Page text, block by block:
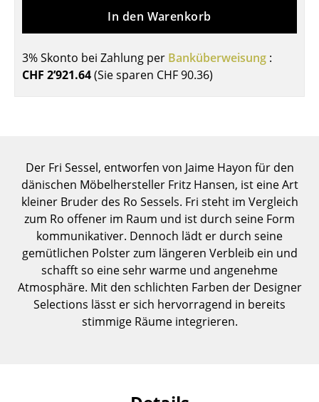
Sekretäre & PC-Tische
Kindertische
Gartentische
Servierwagen
Einzelteile
... alle Tische
Aufbewahren
In den Warenkorb
3% Skonto bei Zahlung per Banküberweisung :
CHF 2’921.64(Sie sparen CHF 90.36)
Der Fri Sessel, entworfen von Jaime Hayon für den
dänischen Möbelhersteller Fritz Hansen, ist eine Art
kleiner Bruder des Ro Sessels. Fri steht im Vergleich
zum Ro offener im Raum und ist durch seine Form
kommunikativer. Dennoch lädt er durch seine
gemütlichen Polster zum längeren Verbleib ein und
schafft so eine sehr warme und angenehme
Atmosphäre. Mit den schlichten Farben der Designer
Selections lässt er sich hervorragend in bereits
stimmige Räume integrieren.